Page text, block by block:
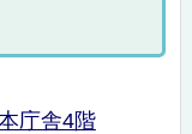
庁舎4階